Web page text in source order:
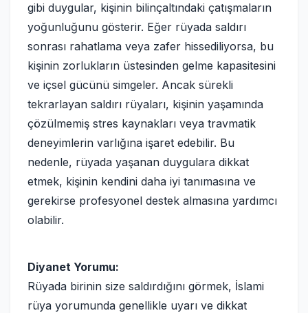
gibi duygular, kişinin bilinçaltındaki çatışmaların
yoğunluğunu gösterir. Eğer rüyada saldırı
sonrası rahatlama veya zafer hissediliyorsa, bu
kişinin zorlukların üstesinden gelme kapasitesini
ve içsel gücünü simgeler. Ancak sürekli
tekrarlayan saldırı rüyaları, kişinin yaşamında
çözülmemiş stres kaynakları veya travmatik
deneyimlerin varlığına işaret edebilir. Bu
nedenle, rüyada yaşanan duygulara dikkat
etmek, kişinin kendini daha iyi tanımasına ve
gerekirse profesyonel destek almasına yardımcı
olabilir.
Diyanet Yorumu:
Rüyada birinin size saldırdığını görmek, İslami
rüya yorumunda genellikle uyarı ve dikkat